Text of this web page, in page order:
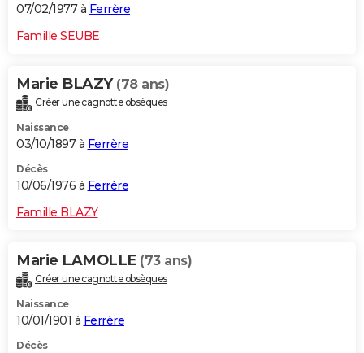
07/02/1977 à Ferrère
Famille SEUBE
Marie BLAZY (78 ans)
Créer une cagnotte obsèques
Naissance
03/10/1897 à Ferrère
Décès
10/06/1976 à Ferrère
Famille BLAZY
Marie LAMOLLE (73 ans)
Créer une cagnotte obsèques
Naissance
10/01/1901 à Ferrère
Décès